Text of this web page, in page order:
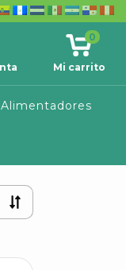
Mi carrito
0
Alimentadores